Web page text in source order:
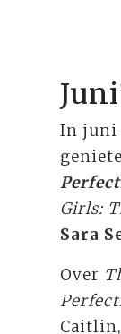
In juni
Girls:
Sara
Over